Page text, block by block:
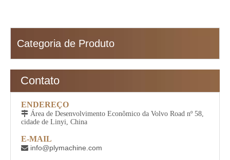
Categoria de Produto
Contato
ENDEREÇO
 Área de Desenvolvimento Econômico da Volvo Road nº 58,
cidade de Linyi, China
E-MAIL
 info@plymachine.com